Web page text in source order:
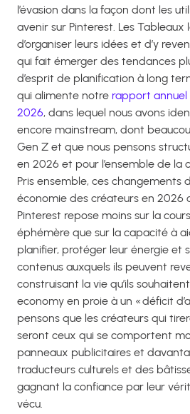
l’évasion dans la façon dont les
avenir sur Pinterest. Les
d’organiser leurs idées et d’y
qui fait émerger des tendances
d’esprit de planification à long
qui alimente notre rapport
2026, dans lequel nous avons
encore mainstream, dont
Gen Z et que nous pensons
en 2026 et pour l’ensemble de la
Pris ensemble, ces changements
économie des créateurs en 2026
Pinterest repose moins sur la
éphémère que sur la capacité à
planifier, protéger leur énergie et
contenus auxquels ils peuvent
construisant la vie qu’ils
economy en proie à un « déficit
pensons que les créateurs qui
seront ceux qui se comportent
panneaux publicitaires et
traducteurs culturels et des
gagnant la confiance par leur
vécu.